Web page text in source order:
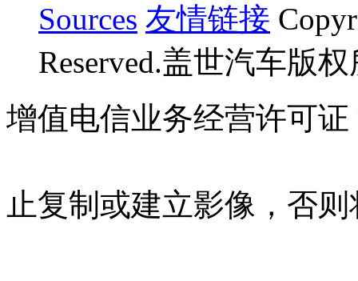
Sources 友情链接
Reserved.盖世汽车版
增值电信业务经营许可证
止复制或建立影像，否